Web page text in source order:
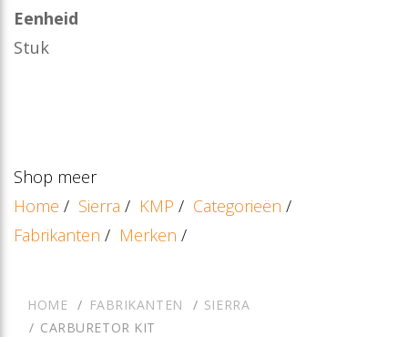
Eenheid
Stuk
Shop meer
Home / Sierra / KMP / Categorieën /
Fabrikanten / Merken /
HOME FABRIKANTEN
SIERRA
CARBURETOR KIT